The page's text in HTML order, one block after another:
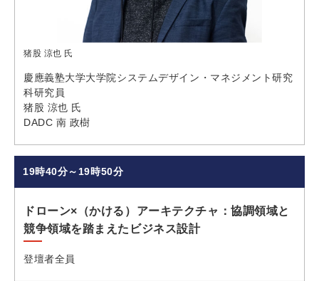
猪股 涼也 氏
慶應義塾大学大学院システムデザイン・マネジメント研究
科研究員
猪股 涼也 氏
DADC 南 政樹
19時40分～19時50分
ドローン×（かける）アーキテクチャ：協調領域と
競争領域を踏まえたビジネス設計
登壇者全員